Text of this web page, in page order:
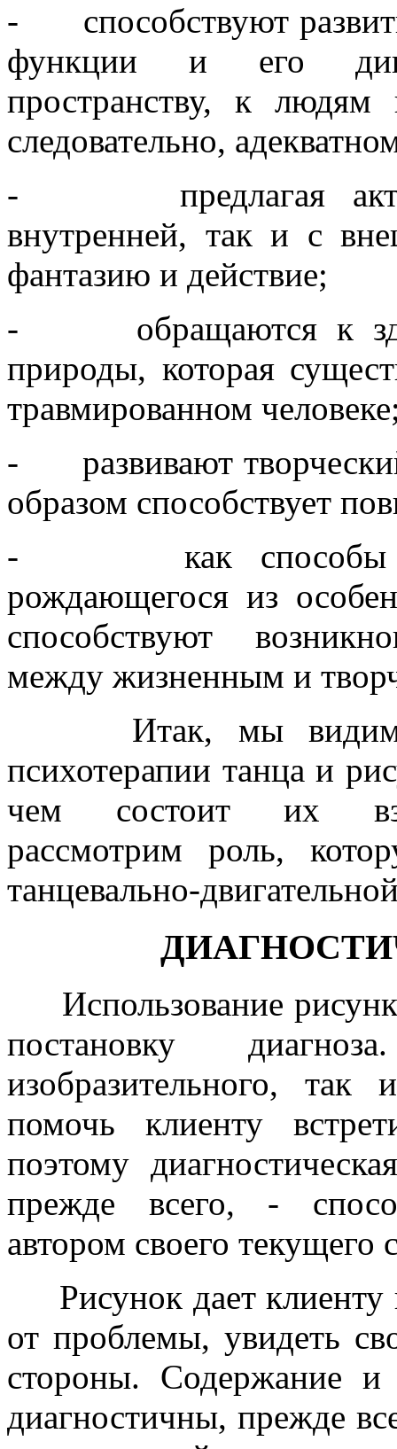
- способствуют
функции и его
пространству, к людям
следовательно,
- предлагая
внутренней, так и с
фантазию и действие;
- обращаются к
природы, которая
травмированном
- развивают
образом способствует
- как способы
рождающегося из
способствуют
между жизненным и
Итак, мы видим,
психотерапии танца и
чем состоит их
рассмотрим роль,
танцевально-
Использование
постановку
изобразительного,
помочь клиенту
поэтому
прежде всего, -
автором своего текущего
Рисунок дает клиенту
от проблемы, увидеть
стороны. Содержание
диагностичны, прежде